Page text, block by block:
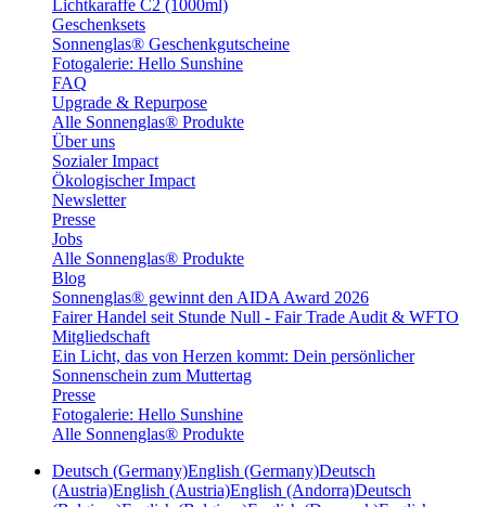
Lichtkaraffe C2 (1000ml)
Geschenksets
Sonnenglas® Geschenkgutscheine
Fotogalerie: Hello Sunshine
FAQ
Upgrade & Repurpose
Alle Sonnenglas® Produkte
Über uns
Sozialer Impact
Ökologischer Impact
Newsletter
Presse
Jobs
Alle Sonnenglas® Produkte
Blog
Sonnenglas® gewinnt den AIDA Award 2026
Fairer Handel seit Stunde Null - Fair Trade Audit & WFTO
Mitgliedschaft
Ein Licht, das von Herzen kommt: Dein persönlicher
Sonnenschein zum Muttertag
Presse
Fotogalerie: Hello Sunshine
Alle Sonnenglas® Produkte
Deutsch (Germany)English (Germany)Deutsch
(Austria)English (Austria)English (Andorra)Deutsch